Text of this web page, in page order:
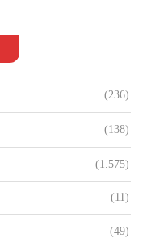
(236)
(138)
(1.575)
(11)
(49)